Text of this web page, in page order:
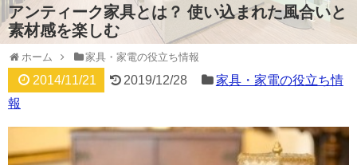
アンティーク家具とは？ 使い込まれた風合いと
素材感を楽しむ
ホーム 家具・家電の役立ち情報
2014/11/21 2019/12/28
家具・家電の役立ち情
報